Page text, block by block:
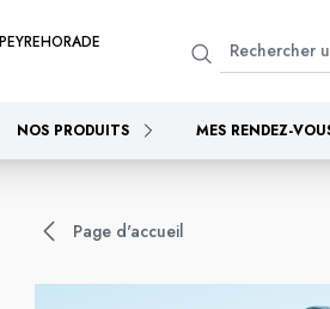
NOS PRODUITS MES RENDEZ-
Page d'accueil